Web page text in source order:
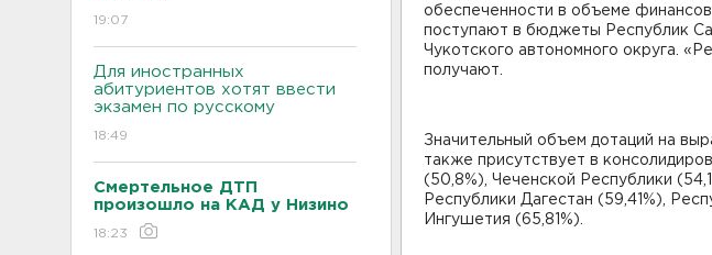
19:07
Для иностранных
абитуриентов хотят ввести
экзамен по русскому
18:49
Смертельное ДТП
произошло на КАД у Низино
18:23
обеспеченности в объеме
поступают в бюджеты Республик
Чукотского автономного округа.
получают.
Значительный объем дотаций на
также присутствует в
(50,8%), Чеченской Республики
Республики Дагестан (59,41%),
Ингушетия (65,81%).